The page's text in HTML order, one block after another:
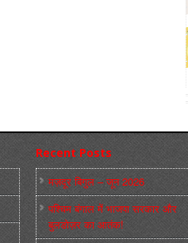
Recent Posts
मज़दूर बिगुल – जून 2026
पश्चिम बंगाल में भाजपा सरकार और
बुलडोज़र का आतंक!